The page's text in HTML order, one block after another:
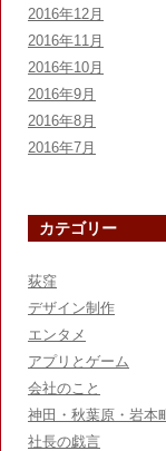
2016年12月
2016年11月
2016年10月
2016年9月
2016年8月
2016年7月
カテゴリー
荻窪
デザイン制作
エンタメ
アプリとゲーム
会社のこと
神田・秋葉原・岩本
社長の戯言